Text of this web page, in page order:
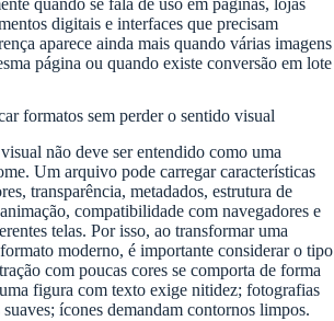
digitais e interfaces que precisam
aparece ainda mais quando várias imagens
página ou quando existe conversão em lote
formatos sem perder o sentido visual
não deve ser entendido como uma
Um arquivo pode carregar características
transparência, metadados, estrutura de
compatibilidade com navegadores e
telas. Por isso, ao transformar uma
moderno, é importante considerar o tipo
com poucas cores se comporta de forma
figura com texto exige nitidez; fotografias
ícones demandam contornos limpos.